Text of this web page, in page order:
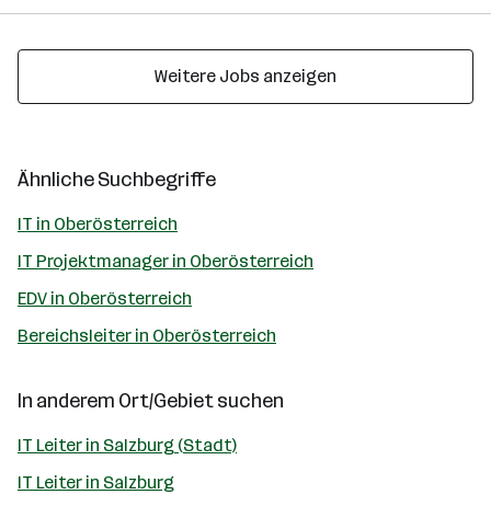
Weitere Jobs anzeigen
Ähnliche Suchbegriffe
IT in Oberösterreich
IT Projektmanager in Oberösterreich
EDV in Oberösterreich
Bereichsleiter in Oberösterreich
In anderem Ort/Gebiet suchen
IT Leiter in Salzburg (Stadt)
IT Leiter in Salzburg